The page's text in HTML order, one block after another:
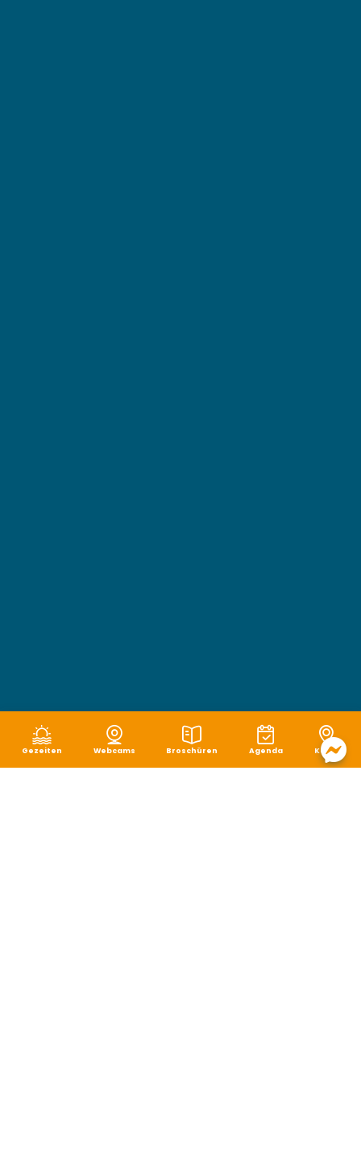
Gezeiten Webcams Broschüren Agenda Karte